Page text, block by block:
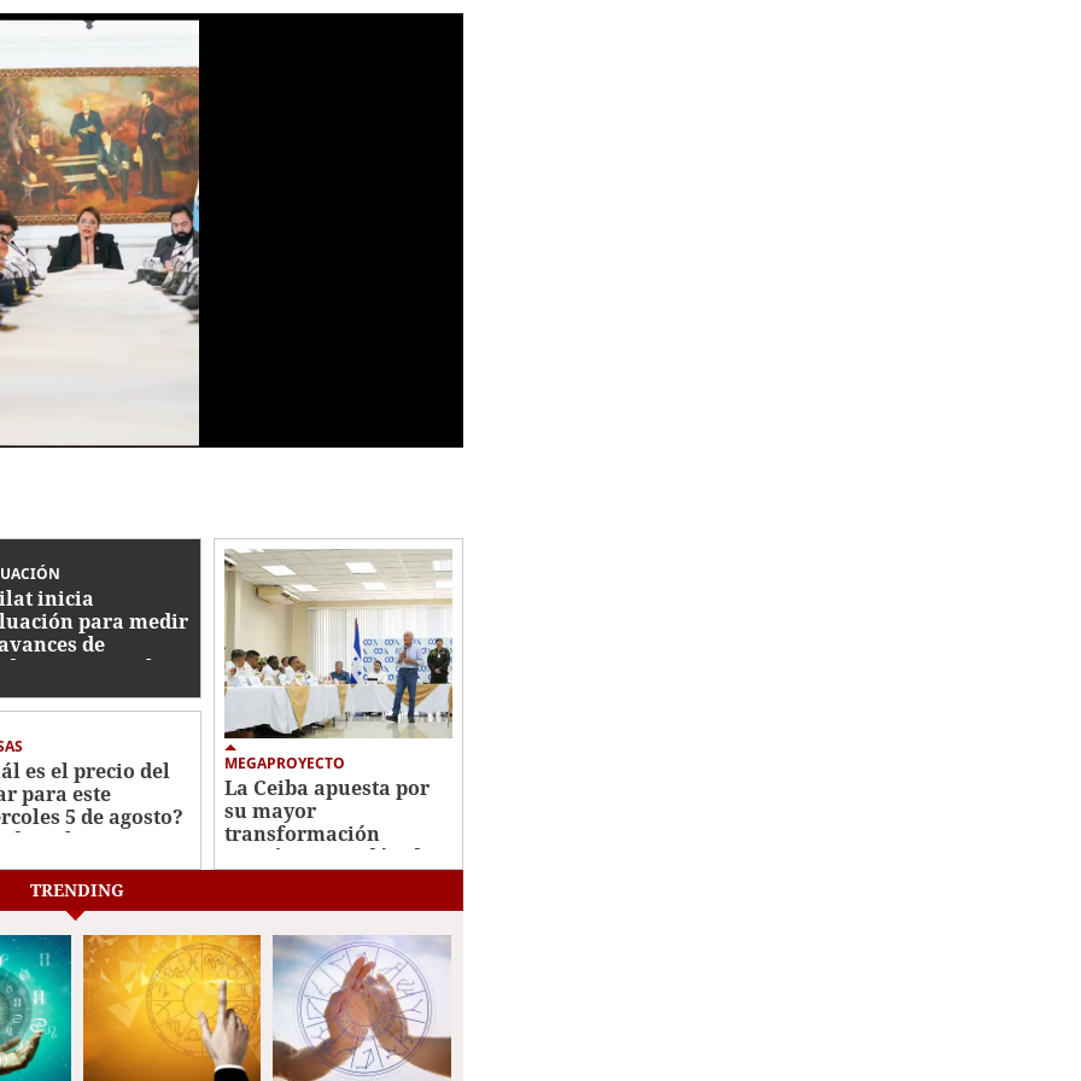
inicia
para medir
de
contra el
es el precio del
para este
5 de agosto?
dice el BCH
MEGAPROYECTO
La Ceiba apuesta por
su mayor
transformación
económica en décadas
TRENDING